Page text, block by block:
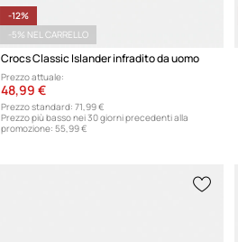
-12%
-5% NEL CARRELLO
Crocs Classic Islander infradito da uomo
Prezzo attuale:
48,99 €
Prezzo standard: 71,99 €
Prezzo più basso nei 30 giorni precedenti alla
promozione: 55,99 €